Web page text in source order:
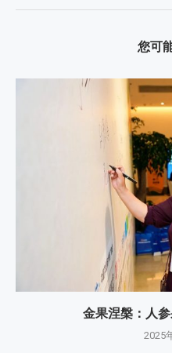
您可
金果涅槃：人
2025